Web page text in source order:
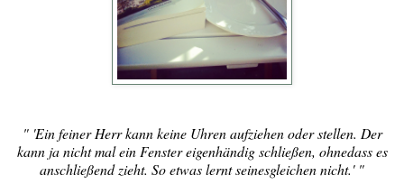
" 'Ein feiner Herr kann keine Uhren aufziehen oder stellen. Der
kann ja nicht mal ein Fenster eigenhändig schließen, ohnedass es
anschließend zieht. So etwas lernt seinesgleichen nicht.' "